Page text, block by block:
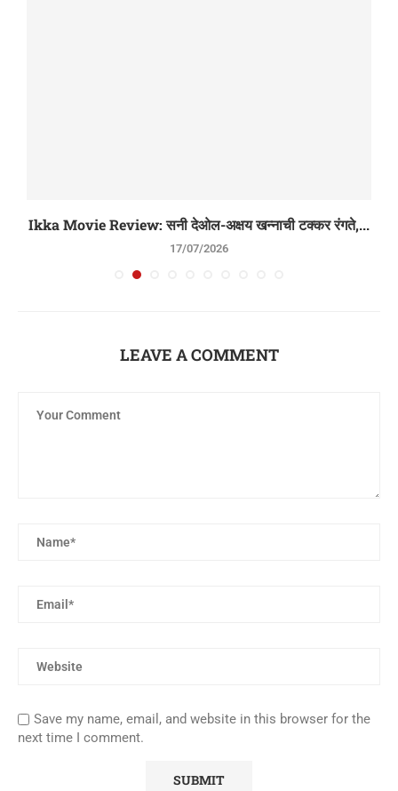
Ikka Movie Review: सनी देओल-अक्षय खन्नाची टक्कर रंगते,...
17/07/2026
LEAVE A COMMENT
Save my name, email, and website in this browser for the
next time I comment.